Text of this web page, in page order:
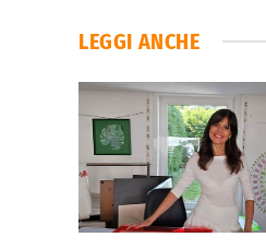
LEGGI ANCHE